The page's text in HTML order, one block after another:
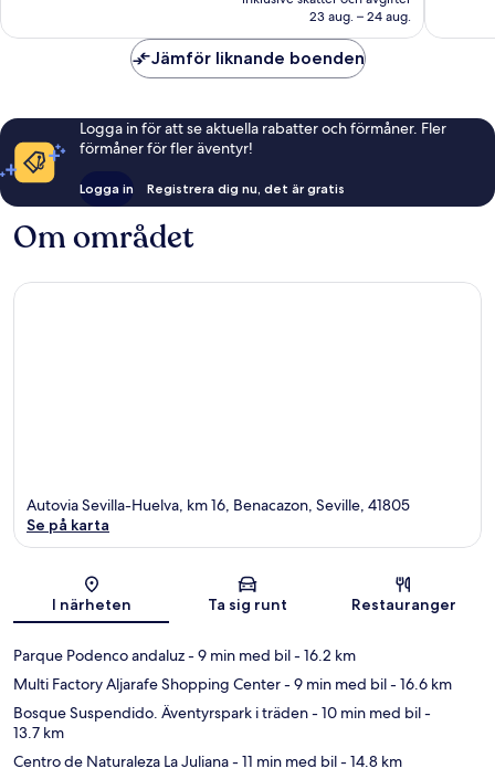
582 kr
23 aug. – 24 aug.
Jämför liknande boenden
Logga in för att se aktuella rabatter och förmåner. Fler
förmåner för fler äventyr!
Logga in Registrera dig nu, det är gratis
Om området
Karta
Autovia Sevilla-Huelva, km 16, Benacazon, Seville, 41805
Se på karta
I närheten Ta sig runt Restauranger
Parque Podenco andaluz- 9 min med bil- 16.2 km
Multi Factory Aljarafe Shopping Center- 9 min med bil- 16.6 km
Bosque Suspendido. Äventyrspark i träden- 10 min med bil-
13.7 km
Centro de Naturaleza La Juliana- 11 min med bil- 14.8 km